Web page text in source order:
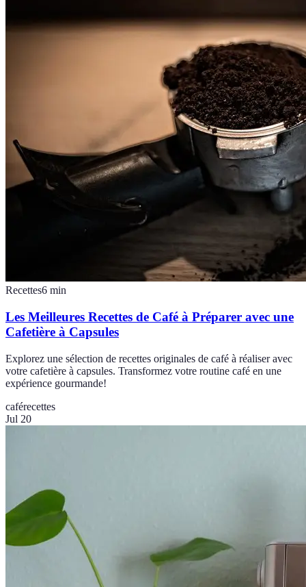
Recettes6 min
Les Meilleures Recettes de Café à Préparer avec une
Cafetière à Capsules
Explorez une sélection de recettes originales de café à réaliser avec
votre cafetière à capsules. Transformez votre routine café en une
expérience gourmande!
caférecettes
Jul 20